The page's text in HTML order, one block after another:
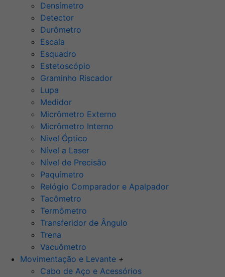
Densímetro
Detector
Durômetro
Escala
Esquadro
Estetoscópio
Graminho Riscador
Lupa
Medidor
Micrômetro Externo
Micrômetro Interno
Nivel Óptico
Nível a Laser
Nível de Precisão
Paquímetro
Relógio Comparador e Apalpador
Tacômetro
Termômetro
Transferidor de Ângulo
Trena
Vacuômetro
Movimentação e Levante +
Cabo de Aço e Acessórios